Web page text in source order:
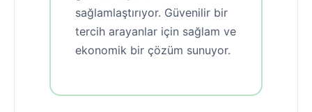
sağlamlaştırıyor. Güvenilir bir
tercih arayanlar için sağlam ve
ekonomik bir çözüm sunuyor.